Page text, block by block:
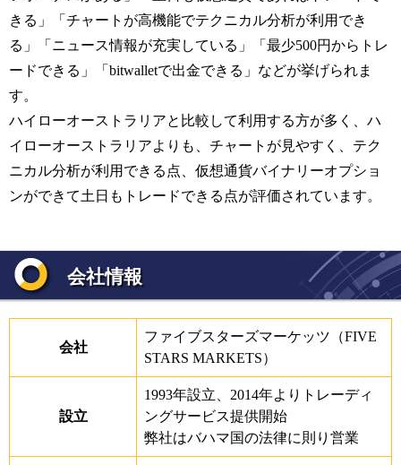
きる」「チャートが高機能でテクニカル分析が利用でき
る」「ニュース情報が充実している」「最少500円からトレ
ードできる」「bitwalletで出金できる」などが挙げられま
す。
ハイローオーストラリアと比較して利用する方が多く、ハ
イローオーストラリアよりも、チャートが見やすく、テク
ニカル分析が利用できる点、仮想通貨バイナリーオプショ
ンができて土日もトレードできる点が評価されています。
会社情報
会社
ファイブスターズマーケッツ（FIVE
STARS MARKETS）
設立
1993年設立、2014年よりトレーディ
ングサービス提供開始
弊社はバハマ国の法律に則り営業